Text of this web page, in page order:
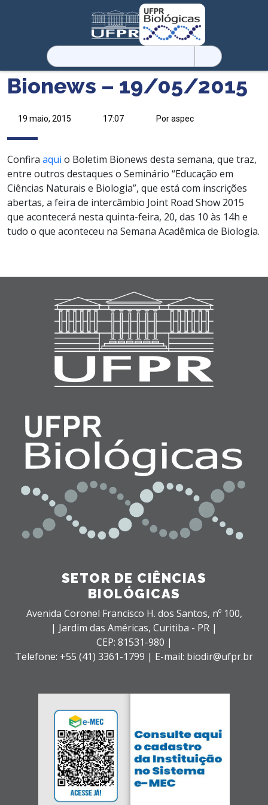
Pesquisar
por:
Bionews – 19/05/2015
19 maio, 2015 17:07 Por aspec
Confira aqui o Boletim Bionews desta semana, que traz,
entre outros destaques o Seminário “Educação em
Ciências Naturais e Biologia”, que está com inscrições
abertas, a feira de intercâmbio Joint Road Show 2015
que acontecerá nesta quinta-feira, 20, das 10 às 14h e
tudo o que aconteceu na Semana Acadêmica de Biologia.
SETOR DE CIÊNCIAS
BIOLÓGICAS
Avenida Coronel Francisco H. dos Santos, nº 100,
| Jardim das Américas, Curitiba - PR |
CEP: 81531-980 |
Telefone: +55 (41) 3361-1799 | E-mail: biodir@ufpr.br